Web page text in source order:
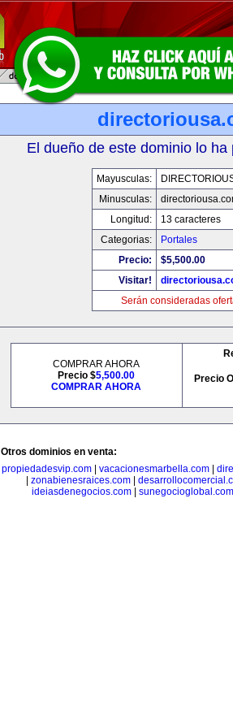
El dueño de este dominio lo ha
Mayusculas:
Minusculas:
Longitud:
13 caracteres
Categorias:
Portales
Precio:
$5,500.00
Visitar!
Serán consideradas
COMPRAR AHORA
Precio $5,500.00
COMPRAR AHORA
Precio
Otros dominios en venta:
propiedadesvip.com
vacacionesmarbella.com
zonabienesraices.com
ideiasdenegocios.com| sunegocioglobal.com